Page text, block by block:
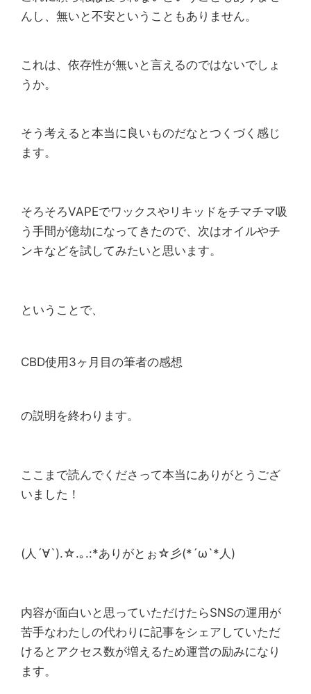
んし、無いと不安ということもありません。
これは、依存性が無いと言えるのではないでしょ
うか。
そう考えると本当に良いものだなとつくづく感じ
ます。
そろそろVAPEでワックスやリキッドをチマチマ吸
う手間が億劫になってきたので、次はオイルやチ
ンキなどを試してみたいと思います。
ということで、
CBD使用3ヶ月目の筆者の感想
の説明を終わります。
ここまで読んでくださって本当にありがとうござ
いました！
(人´∀`).☆.｡.:*ありがとぉ☆彡(*´ω`*人)
内容が面白いと思っていただけたらSNSの運用が
苦手なわたしの代わりに記事をシェアしていただ
けるとアクセス数が増えるため運営の励みになり
ます。